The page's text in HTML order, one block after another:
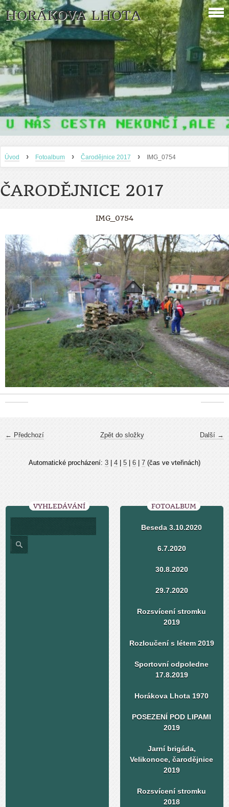
HORÁKOVA LHOTA
Úvod › Fotoalbum › Čarodějnice 2017 › IMG_0754
ČARODĚJNICE 2017
IMG_0754
← Předchozí Další →
Zpět do složky
Automatické procházení: 3 4 5 6 7 (čas ve vteřinách)
VYHLEDÁVÁNÍ FOTOALBUM
Beseda 3.10.2020
6.7.2020
30.8.2020
29.7.2020
Rozsvícení stromku
2019
Rozloučení s létem 2019
Sportovní odpoledne
17.8.2019
Horákova Lhota 1970
POSEZENÍ POD LIPAMI
2019
Jarní brigáda,
Velikonoce, čarodějnice
2019
Rozsvícení stromku
2018